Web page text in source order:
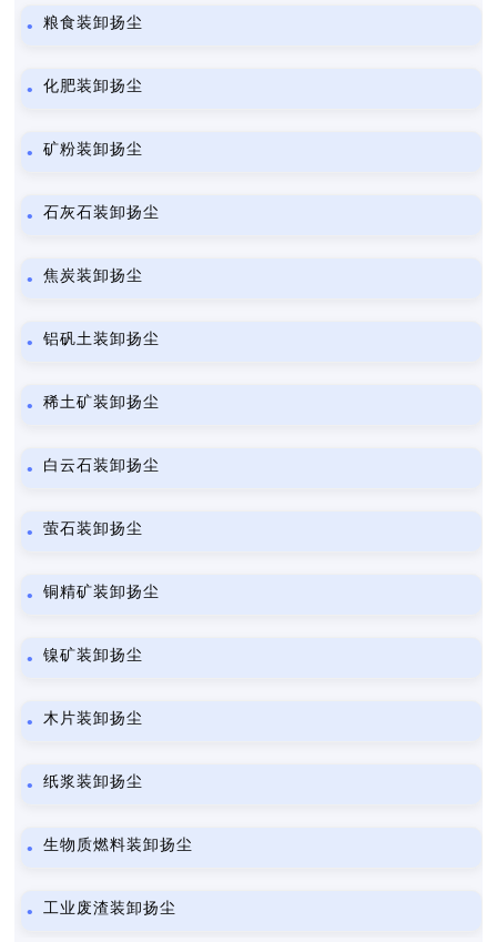
粮食装卸扬尘
化肥装卸扬尘
矿粉装卸扬尘
石灰石装卸扬尘
焦炭装卸扬尘
铝矾土装卸扬尘
稀土矿装卸扬尘
白云石装卸扬尘
萤石装卸扬尘
铜精矿装卸扬尘
镍矿装卸扬尘
木片装卸扬尘
纸浆装卸扬尘
生物质燃料装卸扬尘
工业废渣装卸扬尘